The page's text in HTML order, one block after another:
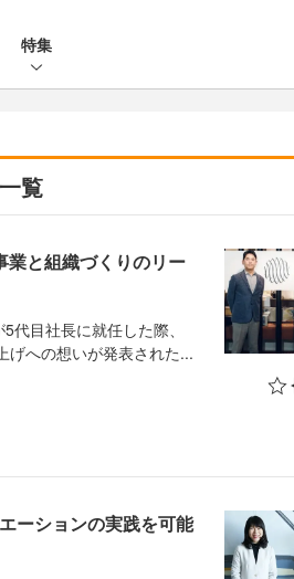
特集
覧
業と組織づくりのリー
目社長に就任した際、
げへの想いが発表された...
ーションの実践を可能